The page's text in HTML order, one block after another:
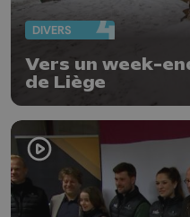
DIVERS
Vers un week-
de Liège